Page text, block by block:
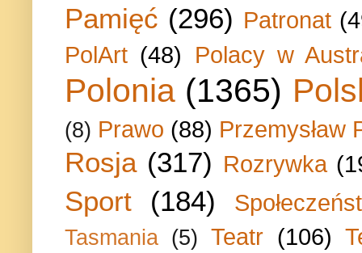
Pamięć (296) Patronat
PolArt (48) Polacy w
Polonia (1365)
(8) Prawo (88) Przemysław
Rosja (317) Rozrywka
Sport (184)
Tasmania (5) Teatr (106)